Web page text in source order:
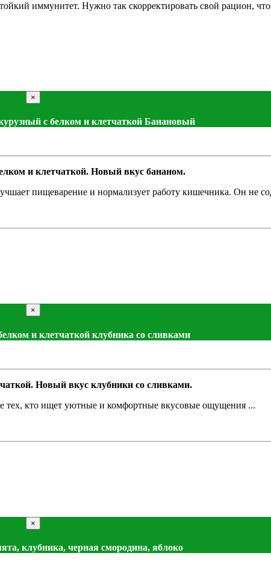
иммунитет. Нужно так скорректировать свой рацион,
×
с белком и клетчаткой Банановый
и клетчаткой. Новый вкус бананом.
пищеварение и нормализует работу кишечника. Он не
×
и клетчаткой клубника со сливками
Новый вкус клубники со сливками.
тех, кто ищет уютные и комфортные вкусовые ощущения ...
×
клубника, черная смородина, яблоко